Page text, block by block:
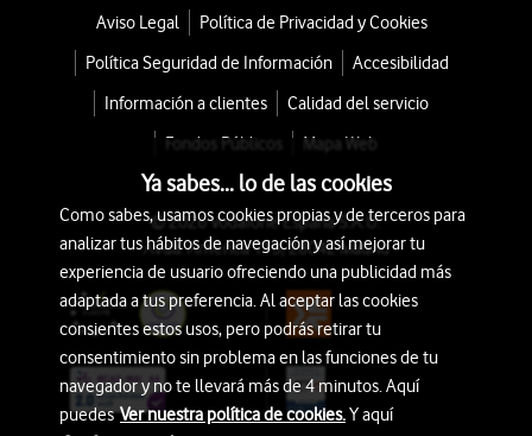
Aviso Legal
Política de Privacidad y Cookies
Política Seguridad de Información
Accesibilidad
Información a clientes
Calidad del servicio
Fondos Públicos
Mapa Web
© 2026 Vodafone España S.A.U.
Avda. América 115, 28042 Madrid
Ya sabes... lo de las cookies
Como sabes, usamos cookies propias y de terceros para
analizar tus hábitos de navegación y así mejorar tu
experiencia de usuario ofreciendo una publicidad más
adaptada a tus preferencia. Al aceptar las cookies
consientes estos usos, pero podrás retirar tu
consentimiento sin problema en las funciones de tu
navegador y no te llevará más de 4 minutos. Aquí
puedesVer nuestra política de cookies.Y aquí